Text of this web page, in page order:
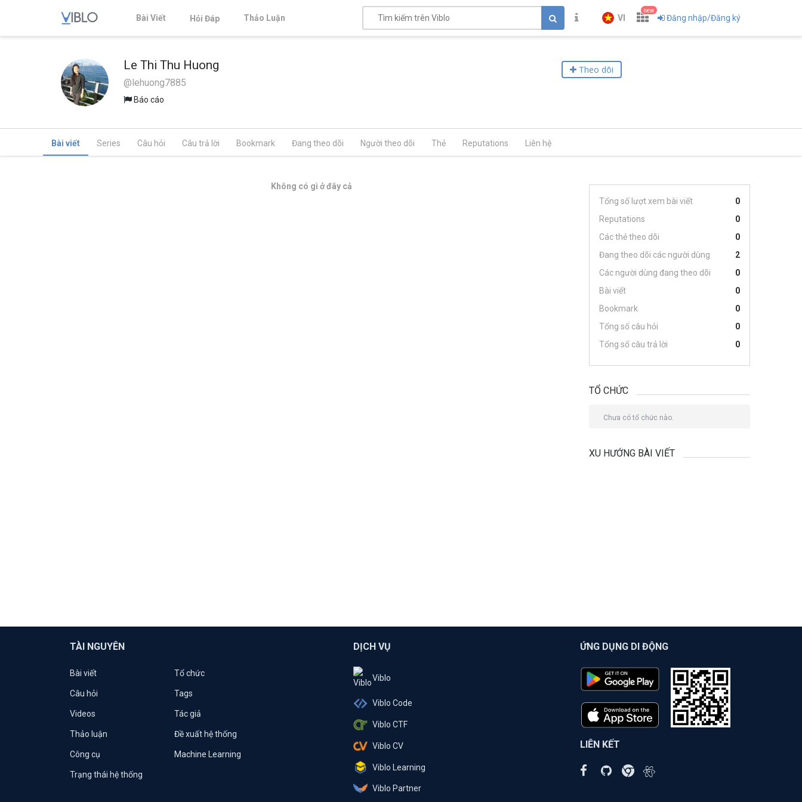
Bài Viết Hỏi Đáp Thảo Luận VI
new
Đăng nhập/Đăng ký
Le Thi Thu Huong
@lehuong7885
Báo cáo
Theo dõi
Bài viết Series Câu hỏi Câu trả lời Bookmark Đang theo dõi Người theo dõi Thẻ Reputations Liên hệ
Không có gì ở đây cả
Tổng số lượt xem bài viết
0
Reputations
0
Các thẻ theo dõi
0
Đang theo dõi các người dùng
2
Các người dùng đang theo dõi
0
Bài viết
0
Bookmark
0
Tổng số câu hỏi
0
Tổng số câu trả lời
0
TỔ CHỨC
Chưa có tổ chức nào.
XU HƯỚNG BÀI VIẾT
TÀI NGUYÊN
Bài viết Tổ chức
Câu hỏi Tags
Videos Tác giả
Thảo luận Đề xuất hệ thống
Công cụ Machine Learning
Trạng thái hệ thống
DỊCH VỤ
Viblo
Viblo Code
Viblo CTF
Viblo CV
Viblo Learning
Viblo Partner
ỨNG DỤNG DI ĐỘNG
LIÊN KẾT